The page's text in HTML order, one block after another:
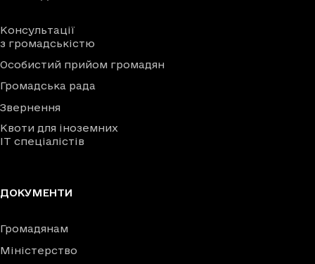
Консультації
з громадськістю
Особистий прийом громадян
Громадська рада
Звернення
Квоти для іноземних
IT спеціалістів
ДОКУМЕНТИ
Громадянам
Міністерство